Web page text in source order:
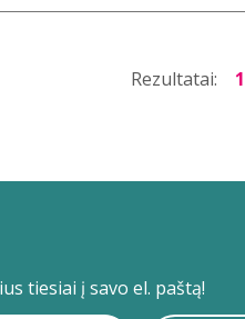
Rezultatai:
tiesiai į savo el. paštą!